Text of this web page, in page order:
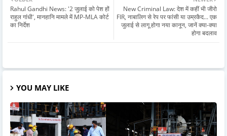
New Criminal Law: देश में कहीं भी जीरो
FIR, नाबालिग से रेप पर फांसी या उम्रकैद... एक
जुलाई से लागू होगा नया कानून, जानें क्या-क्या
होगा बदलाव
Rahul Gandhi News: '2 जुलाई को पेश हों
राहुल गांधी', मानहानि मामले में MP-MLA कोर्ट
का निर्देश
YOU MAY LIKE